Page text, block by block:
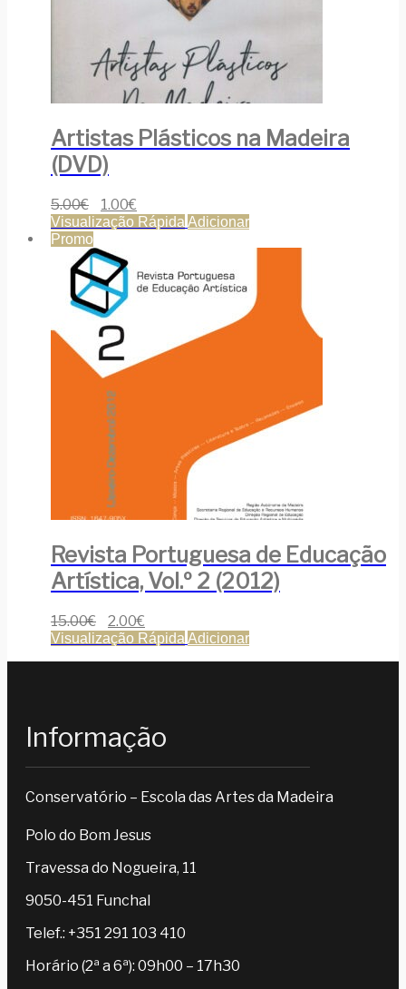
Artistas Plásticos na Madeira
(DVD)
5.00€ 1.00€
Visualização Rápida Adicionar
Promo
Revista Portuguesa de Educação
Artística, Vol.º 2 (2012)
15.00€ 2.00€
Visualização Rápida Adicionar
Informação
Conservatório – Escola das Artes da Madeira
Polo do Bom Jesus
Travessa do Nogueira, 11
9050-451 Funchal
Telef.: +351 291 103 410
Horário (2ª a 6ª): 09h00 – 17h30